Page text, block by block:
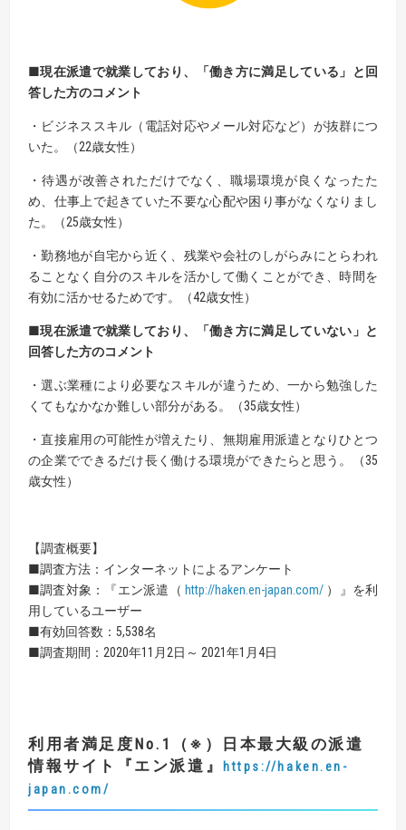
■現在派遣で就業しており、
「働き方に満足している」と回
答した方のコメント
・ビジネススキル（電話対応やメール対応など）が抜群につ
いた。（22歳女性）
・待遇が改善されただけでなく、職場環境が良くなったた
め、仕事上で起きていた不要な心配や困り事がなくなりまし
た。（25歳女性）
・勤務地が自宅から近く、残業や会社のしがらみにとらわれ
ることなく自分のスキルを活かして働くことができ、時間を
有効に活かせるためです。（42歳女性）
■現在派遣で就業しており、
「働き方に満足していない」と
回答した方のコメント
・選ぶ業種により必要なスキルが違うため、一から勉強した
くてもなかなか難しい部分がある。（35歳女性）
・直接雇用の可能性が増えたり、無期雇用派遣となりひとつ
の企業でできるだけ長く働ける環境ができたらと思う。（35
歳女性）
【調査概要】
■調査方法：インターネットによるアンケート
■調査対象：『エン派遣（ http://haken.en-japan.com/ ）』を利
用しているユーザー
■有効回答数：5,538名
■調査期間：2020年11月2日～ 2021年1月4日
利用者満足度No.1（※）日本最大級の派遣
情報サイト『エン派遣』https://haken.en-
japan.com/